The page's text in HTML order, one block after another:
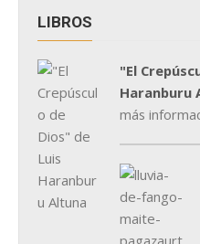
LIBROS
"El
Haranburu
más